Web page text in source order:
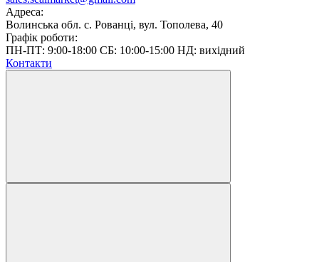
Адреса:
Волинська обл. с. Рованці, вул. Тополева, 40
Графік роботи:
ПН-ПТ: 9:00-18:00 СБ: 10:00-15:00 НД: вихідний
Контакти